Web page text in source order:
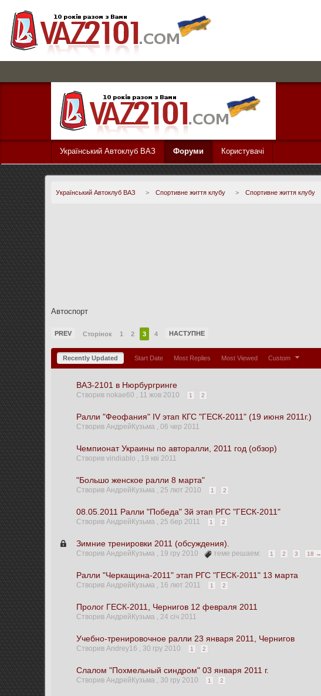
Український Автоклуб ВАЗ Форуми Користувачі
Український Автоклуб ВАЗ > Спортивне життя клубу > Спортивне життя клубу
Автоспорт
PREV Сторінок 1 2 3 4 НАСТУПНЕ
Recently Updated Start Date Most Replies Most Viewed Custom
ВАЗ-2101 в Нюрбургринге
Створив nokae60 , 11 жов 2010 1 2
Ралли "Феофания" ІV этап КГС "ГЕСК-2011" (19 июня 2011г.)
Створив АндрейКузьма ,06 чер 2011
Чемпионат Украины по авторалли, 2011 год (обзор)
Створив vindiablo , 19 кві 2011
"Большо женское ралли 8 марта"
Створив АндрейКузьма , 25 лют 2010 1 2
08.05.2011 Ралли "Победа" 3й этап РГС "ГЕСК-2011"
Створив АндрейКузьма , 25 бер 2011 1 2
Зимние тренировки 2011 (обсуждения).
Створив АндрейКузьма , 19 гру 2010 теме решаем: 1 2 3 18 →
Ралли "Черкащина-2011" этап РГС "ГЕСК-2011" 13 марта
Створив АндрейКузьма , 16 лют 2011 1 2
Пролог ГЕСК-2011, Чернигов 12 февраля 2011
Створив АндрейКузьма , 24 січ 2011
Учебно-тренировочное ралли 23 января 2011, Чернигов
Створив Andrey16 , 30 гру 2010 1 2
Слалом "Похмельный синдром" 03 января 2011 г.
Створив АндрейКузьма , 30 гру 2010 1 2